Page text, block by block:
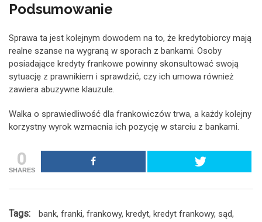
Podsumowanie
Sprawa ta jest kolejnym dowodem na to, że kredytobiorcy mają
realne szanse na wygraną w sporach z bankami. Osoby
posiadające kredyty frankowe powinny skonsultować swoją
sytuację z prawnikiem i sprawdzić, czy ich umowa również
zawiera abuzywne klauzule.
Walka o sprawiedliwość dla frankowiczów trwa, a każdy kolejny
korzystny wyrok wzmacnia ich pozycję w starciu z bankami.
0
SHARES
Tags: bank, franki, frankowy, kredyt, kredyt frankowy, sąd,